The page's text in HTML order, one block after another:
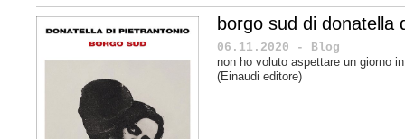
borgo sud di donatella
06.11.2020 - Blog
non ho voluto aspettare un giorno
(Einaudi editore)